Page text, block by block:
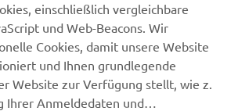
einschließlich vergleichbare
und Web-Beacons. Wir
Cookies, damit unsere Website
und Ihnen grundlegende
Website zur Verfügung stellt, wie z.
Ihrer Anmeldedaten und